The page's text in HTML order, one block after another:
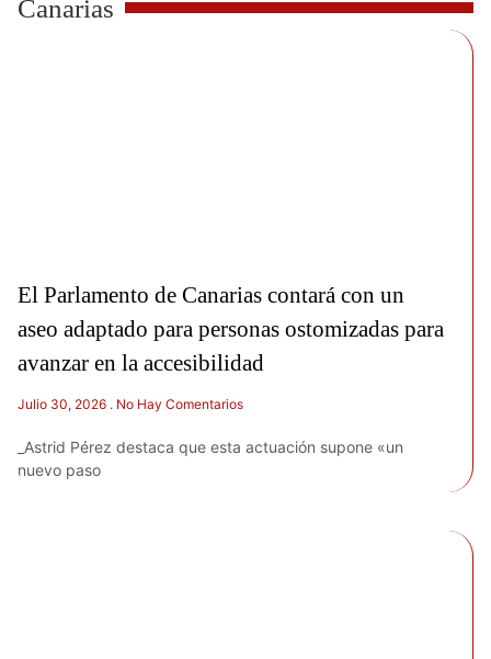
Canarias
El Parlamento de Canarias contará con un
aseo adaptado para personas ostomizadas para
avanzar en la accesibilidad
Julio 30, 2026 No Hay Comentarios
_Astrid Pérez destaca que esta actuación supone «un
nuevo paso